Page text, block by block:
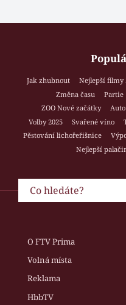
Jak zhubnout Nejlepší filmy
Změna času
Partie
ZOO Nové začátky
Volby 2025
Svařené víno
Pěstování lichořeřišnice
Nejlepší
O FTV Prima
Volná místa
Reklama
HbbTV